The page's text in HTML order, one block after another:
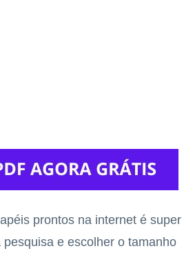
prontos na internet é super
e escolher o tamanho